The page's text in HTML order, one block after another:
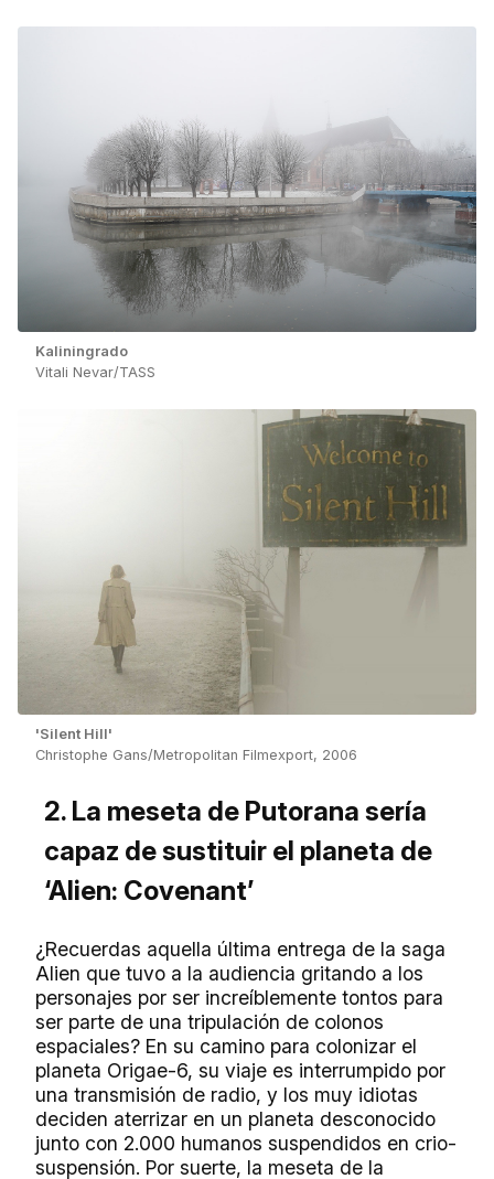
Kaliningrado
Vitali Nevar/TASS
'Silent Hill'
Christophe Gans/Metropolitan Filmexport, 2006
2. La meseta de Putorana sería
capaz de sustituir el planeta de
‘Alien: Covenant’
¿Recuerdas aquella última entrega de la saga
Alien que tuvo a la audiencia gritando a los
personajes por ser increíblemente tontos para
ser parte de una tripulación de colonos
espaciales? En su camino para colonizar el
planeta Origae-6, su viaje es interrumpido por
una transmisión de radio, y los muy idiotas
deciden aterrizar en un planeta desconocido
junto con 2.000 humanos suspendidos en crio-
suspensión. Por suerte, la meseta de la